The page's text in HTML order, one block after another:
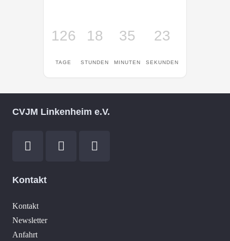
126
TAGE
18
STUNDEN
35
MINUTEN
23
SEKUNDEN
CVJM Linkenheim e.V.
Kontakt
Kontakt
Newsletter
Anfahrt